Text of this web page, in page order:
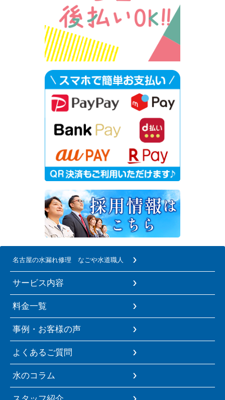
名古屋の水漏れ修理 なごや水道職人
サービス内容
料金一覧
事例・お客様の声
よくあるご質問
水のコラム